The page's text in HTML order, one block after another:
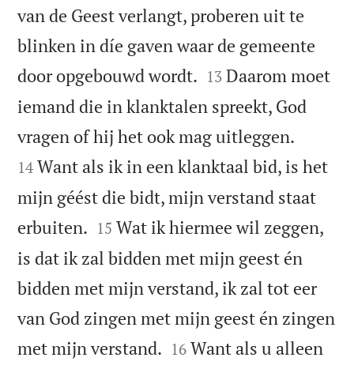
van de Geest verlangt, proberen uit te
blinken in díe gaven waar de gemeente
door opgebouwd wordt. 

13 Daarom moet
iemand die in klanktalen spreekt, God
vragen of hij het ook mag uitleggen.
14 Want als ik in een klanktaal bid, is het
mijn géést die bidt, mijn verstand staat
erbuiten. 

15 Wat ik hiermee wil zeggen,
is dat ik zal bidden met mijn geest én
bidden met mijn verstand, ik zal tot eer
van God zingen met mijn geest én zingen
met mijn verstand. 

16 Want als u alleen